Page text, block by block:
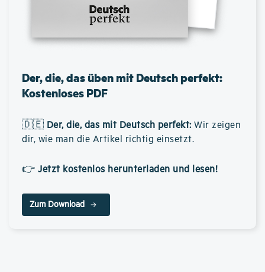
Der, die, das üben mit Deutsch perfekt:
Kostenloses PDF
🇩🇪 Der, die, das mit Deutsch perfekt: Wir zeigen
dir, wie man die Artikel richtig einsetzt.
👉 Jetzt kostenlos herunterladen und lesen!
Zum Download